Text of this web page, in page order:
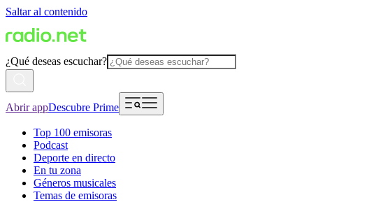
Saltar al contenido
¿Qué deseas escuchar?
Abrir appDescubre Prime
Top 100 emisoras
Podcast
Deporte en directo
En tu zona
Géneros musicales
Temas de emisoras